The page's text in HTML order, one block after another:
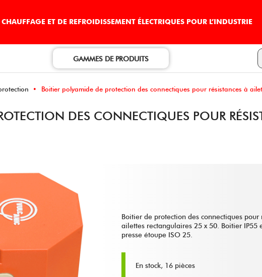
ET DE REFROIDISSEMENT ÉLECTRIQUES POUR L’INDUSTRIE
GAMMES DE PRODUITS
Boitier polyamide de protection des connectiques pour résistances à
DES CONNECTIQUES POUR
Boitier de protection des connectiques pour
ailettes rectangulaires 25 x 50. Boitier IP55
presse étoupe ISO 25.
En stock, 16 pièces